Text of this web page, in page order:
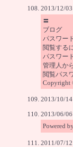
2013/12/
〓
ブログ
パスワー
閲覧する
パスワー
管理人か
閲覧パス
Copyright
2013/10/
2013/06/
Powered
2011/07/